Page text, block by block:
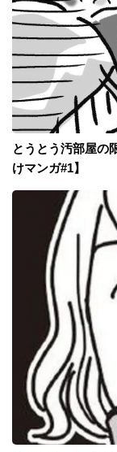
とうとう汚部屋の
けマンガ#1】